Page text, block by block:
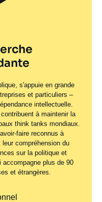
s'appuie en grande
et particuliers –
intellectuelle.
à maintenir la
think tanks mondiaux.
faire reconnus à
leur compréhension du
sur la politique et
accompagne plus de 90
et étrangères.